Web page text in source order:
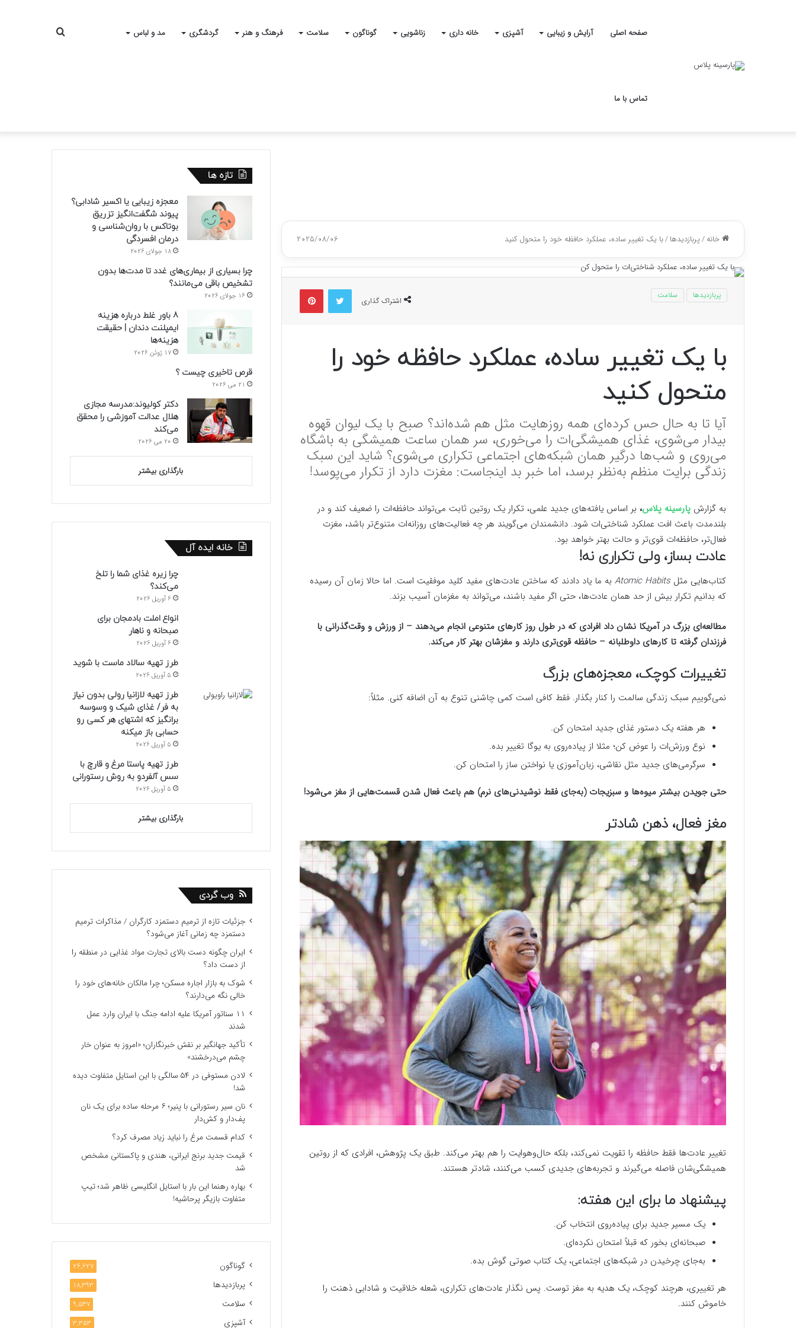
صفحه اصلی آرایش و زیبایی آشپزی خانه داری زناشویی گوناگون سلامت فرهنگ و هنر گردشگری مد و لباس
تماس با ما
جستجو
خانه/پربازدیدها/با یک تغییر ساده، عملکرد حافظه خود را متحول کنید 2025/08/06
اشتراک گذاری
توییتر پینتریست
پربازدیدها سلامت
با یک تغییر ساده، عملکرد حافظه خود را
متحول کنید
آیا تا به حال حس کرده‌ای همه روزهایت مثل هم شده‌اند؟ صبح با یک لیوان قهوه
بیدار می‌شوی، غذای همیشگی‌ات را می‌خوری، سر همان ساعت همیشگی به باشگاه
می‌روی و شب‌ها درگیر همان شبکه‌های اجتماعی تکراری می‌شوی؟ شاید این سبک
زندگی برایت منظم به‌نظر برسد، اما خبر بد اینجاست: مغزت دارد از تکرار می‌پوسد!
به گزارش پارسینه پلاس، بر اساس یافته‌های جدید علمی، تکرار یک روتین ثابت می‌تواند حافظه‌ات را ضعیف کند و در
بلندمدت باعث افت عملکرد شناختی‌ات شود. دانشمندان می‌گویند هر چه فعالیت‌های روزانه‌ات متنوع‌تر باشد، مغزت
فعال‌تر، حافظه‌ات قوی‌تر و حالت بهتر خواهد بود.
عادت بساز، ولی تکراری نه!
کتاب‌هایی مثلAtomic Habits به ما یاد دادند که ساختن عادت‌های مفید کلید موفقیت است. اما حالا زمان آن رسیده
که بدانیم تکرار بیش از حد همان عادت‌ها، حتی اگر مفید باشند، می‌تواند به مغزمان آسیب بزند.
مطالعه‌ای بزرگ در آمریکا نشان داد افرادی که در طول روز کارهای متنوعی انجام می‌دهند – از ورزش و وقت‌گذرانی با
فرزندان گرفته تا کارهای داوطلبانه – حافظه قوی‌تری دارند و مغزشان بهتر کار می‌کند.
تغییرات کوچک، معجزه‌های بزرگ
نمی‌گوییم سبک زندگی سالمت را کنار بگذار. فقط کافی است کمی چاشنی تنوع به آن اضافه کنی. مثلاً:
هر هفته یک دستور غذای جدید امتحان کن.
نوع ورزش‌ات را عوض کن؛ مثلا از پیاده‌روی به یوگا تغییر بده.
سرگرمی‌های جدید مثل نقاشی، زبان‌آموزی یا نواختن ساز را امتحان کن.
حتی جویدن بیشتر میوه‌ها و سبزیجات (به‌جای فقط نوشیدنی‌های نرم) هم باعث فعال شدن قسمت‌هایی از مغز می‌شود!
مغز فعال، ذهن شادتر
تغییر عادت‌ها فقط حافظه را تقویت نمی‌کند، بلکه حال‌وهوایت را هم بهتر می‌کند. طبق یک پژوهش، افرادی که از روتین
همیشگی‌شان فاصله می‌گیرند و تجربه‌های جدیدی کسب می‌کنند، شادتر هستند.
پیشنهاد ما برای این هفته:
یک مسیر جدید برای پیاده‌روی انتخاب کن.
صبحانه‌ای بخور که قبلاً امتحان نکرده‌ای.
به‌جای چرخیدن در شبکه‌های اجتماعی، یک کتاب صوتی گوش بده.
هر تغییری، هرچند کوچک، یک هدیه به مغز توست. پس نگذار عادت‌های تکراری، شعله خلاقیت و شادابی ذهنت را
خاموش کنند.
تازه ها
معجزه زیبایی یا اکسیر شادابی؟
پیوند شگفت‌انگیز تزریق
بوتاکس با روان‌شناسی و
درمان افسردگی
18 جولای 2026
چرا بسیاری از بیماری‌های غدد تا مدت‌ها بدون
تشخیص باقی می‌مانند؟
16 جولای 2026
8 باور غلط درباره هزینه
ایمپلنت دندان | حقیقت
هزینه‌ها
17 ژوئن 2026
قرص تاخیری چیست ؟
21 می 2026
دکتر کولیوند:مدرسه مجازی
هلال عدالت آموزشی را محقق
می‌کند
20 می 2026
بارگذاری بیشتر
خانه ایده آل
چرا زیره غذای شما را تلخ
می‌کند؟
6 آوریل 2026
انواع املت بادمجان برای
صبحانه و ناهار
6 آوریل 2026
طرز تهیه سالاد ماست با شوید
5 آوریل 2026
طرز تهیه لازانیا رولی بدون نیاز
به فر/ غذای شیک و وسوسه
برانگیز که اشتهای هر کسی رو
حسابی باز میکنه
5 آوریل 2026
طرز تهیه پاستا مرغ و قارچ با
سس آلفردو به روش رستورانی
5 آوریل 2026
بارگذاری بیشتر
وب گردی
جزئیات تازه از ترمیم دستمزد کارگران / مذاکرات ترمیم
دستمزد چه زمانی آغاز می‌شود؟
ایران چگونه دست بالای تجارت مواد غذایی در منطقه را
از دست داد؟
شوک به بازار اجاره مسکن؛ چرا مالکان خانه‌های خود را
خالی نگه می‌دارند؟
۱۱ سناتور آمریکا علیه ادامه جنگ با ایران وارد عمل
شدند
تأکید جهانگیر بر نقش خبرنگاران؛ «امروز به عنوان خار
چشم می‌درخشند»
لادن مستوفی در ۵۴ سالگی با این استایل متفاوت دیده
شد!
نان سیر رستورانی با پنیر؛ ۶ مرحله ساده برای یک نان
پف‌دار و کش‌دار
کدام قسمت مرغ را نباید زیاد مصرف کرد؟
قیمت جدید برنج ایرانی، هندی و پاکستانی مشخص
شد
بهاره رهنما این بار با استایل انگلیسی ظاهر شد؛ تیپ
متفاوت بازیگر پرحاشیه!
گوناگون 26,627
پربازدیدها 18,393
سلامت 9,537
آشپزی 3,353